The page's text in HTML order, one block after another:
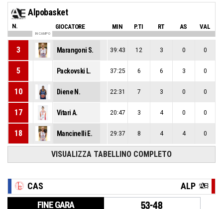
Alpobasket
N. GIOCATORE MIN P.TI RT AS VAL
IN CAMPO
3 Marangoni S. 39:43 12 3 0 0
5 Packovski L. 37:25 6 6 3 0
10 Diene N. 22:31 7 3 0 0
17 Vitari A. 20:47 3 4 0 0
18 Mancinelli E. 29:37 8 4 4 0
VISUALIZZA TABELLINO COMPLETO
CAS ALP
FINE GARA 53-48